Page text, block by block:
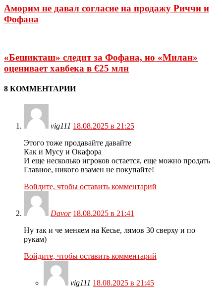
Аморим не давал согласие на продажу Риччи и
Фофана
«Бешикташ» следит за Фофана, но «Милан»
оценивает хавбека в €25 млн
8 КОММЕНТАРИИ
vig111 18.08.2025 в 21:25
Этого тоже продавайте давайте
Как и Мусу и Окафора
И еще несколько игроков остается, еще можно продать
Главное, никого взамен не покупайте!
Войдите, чтобы оставить комментарий
Davor 18.08.2025 в 21:41
Ну так и че меняем на Кесье, лямов 30 сверху и по
рукам)
Войдите, чтобы оставить комментарий
vig111 18.08.2025 в 21:45